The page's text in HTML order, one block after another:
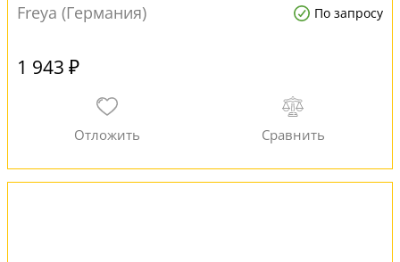
Freya (Германия)
По запросу
1 943 ₽